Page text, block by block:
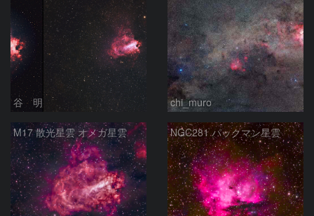
谷 明 chi_muro
M17 散光星雲 オメガ星雲 NGC281 パックマン星雲